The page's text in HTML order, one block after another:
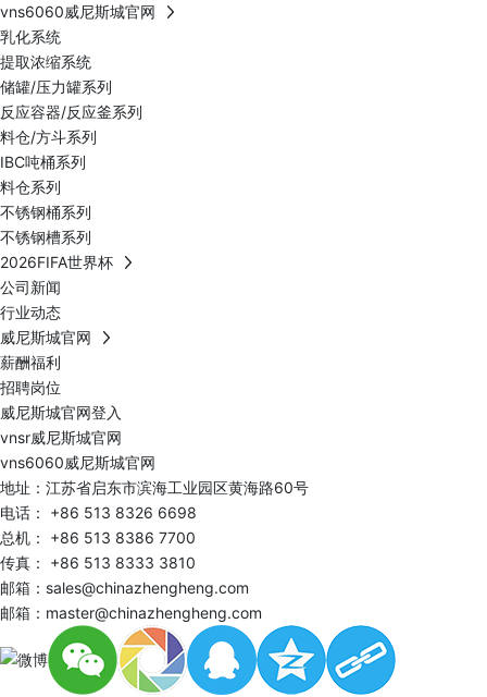
vns6060威尼斯城官网
乳化系统
提取浓缩系统
储罐/压力罐系列
反应容器/反应釜系列
料仓/方斗系列
IBC吨桶系列
料仓系列
不锈钢桶系列
不锈钢槽系列
2026FIFA世界杯
公司新闻
行业动态
威尼斯城官网
薪酬福利
招聘岗位
威尼斯城官网登入
vnsr威尼斯城官网
vns6060威尼斯城官网
地址：江苏省启东市滨海工业园区黄海路60号
电话： +86 513 8326 6698
总机： +86 513 8386 7700
传真： +86 513 8333 3810
邮箱： sales@chinazhengheng.com
邮箱： master@chinazhengheng.com